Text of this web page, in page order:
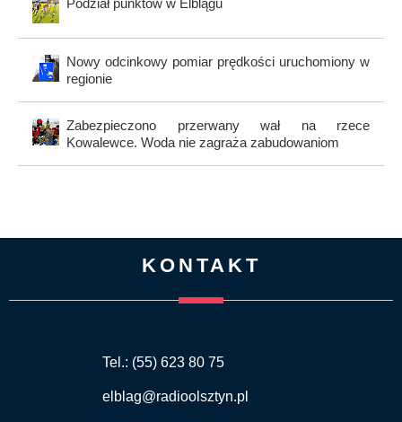
Podział punktów w Elblągu
Nowy odcinkowy pomiar prędkości uruchomiony w
regionie
Zabezpieczono przerwany wał na rzece
Kowalewce. Woda nie zagraża zabudowaniom
KONTAKT
Tel.: (55) 623 80 75
elblag@radioolsztyn.pl